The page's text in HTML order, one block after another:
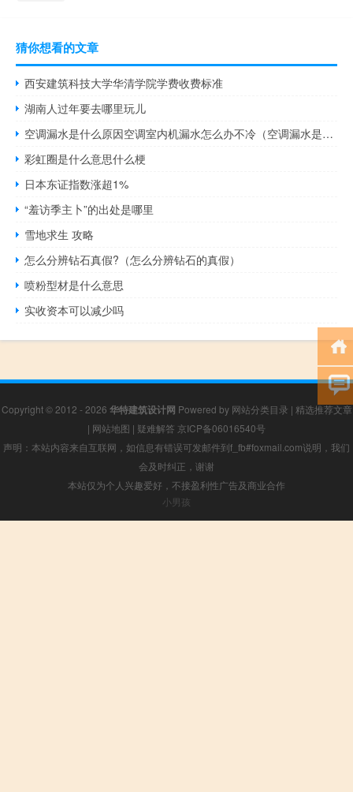
猜你想看的文章
西安建筑科技大学华清学院学费收费标准
湖南人过年要去哪里玩儿
空调漏水是什么原因空调室内机漏水怎么办不冷（空调漏水是什么原因空调室内机漏水）
彩虹圈是什么意思什么梗
日本东证指数涨超1%
“羞访季主卜”的出处是哪里
雪地求生 攻略
怎么分辨钻石真假?（怎么分辨钻石的真假）
喷粉型材是什么意思
实收资本可以减少吗
Copyright © 2012 - 2026 华特建筑设计网 Powered by 网站分类目录 | 精选推荐文章
| 网站地图 | 疑难解答 京ICP备06016540号
声明：本站内容来自互联网，如信息有错误可发邮件到f_fb#foxmail.com说明，我们
会及时纠正，谢谢
本站仅为个人兴趣爱好，不接盈利性广告及商业合作
小男孩